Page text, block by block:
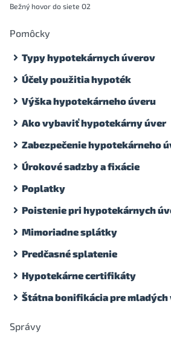
Bežný hovor do siete O2
Pomôcky
Typy hypotekárnych úverov
Účely použitia hypoték
Výška hypotekárneho úveru
Ako vybaviť hypotekárny úver
Zabezpečenie hypotekárneho
Úrokové sadzby a fixácie
Poplatky
Poistenie pri hypotekárnych
Mimoriadne splátky
Predčasné splatenie
Hypotekárne certifikáty
Štátna bonifikácia pre mladých
Správy